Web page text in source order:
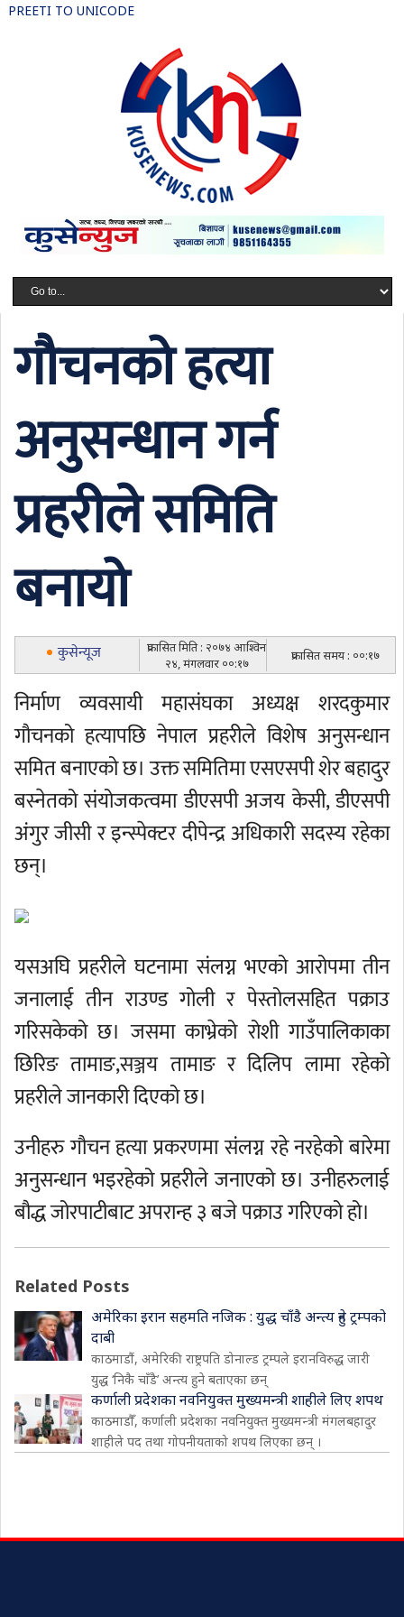
PREETI TO UNICODE
गौचनको हत्या
अनुसन्धान गर्न
प्रहरीले समिति
बनायो
कुसेन्यूज
प्रकासित मिति : २०७४ आश्विन
२४, मंगलवार ००:१७
प्रकासित समय : ००:१७
निर्माण व्यवसायी महासंघका अध्यक्ष शरदकुमार
गौचनको हत्यापछि नेपाल प्रहरीले विशेष अनुसन्धान
समित बनाएको छ। उक्त समितिमा एसएसपी शेर बहादुर
बस्नेतको संयोजकत्वमा डीएसपी अजय केसी, डीएसपी
अंगुर जीसी र इन्स्पेक्टर दीपेन्द्र अधिकारी सदस्य रहेका
छन्।
यसअघि प्रहरीले घटनामा संलग्न भएको आरोपमा तीन
जनालाई तीन राउण्ड गोली र पेस्तोलसहित पक्राउ
गरिसकेको छ। जसमा काभ्रेको रोशी गाउँपालिकाका
छिरिङ तामाङ,सञ्जय तामाङ र दिलिप लामा रहेको
प्रहरीले जानकारी दिएको छ।
उनीहरु गौचन हत्या प्रकरणमा संलग्न रहे नरहेको बारेमा
अनुसन्धान भइरहेको प्रहरीले जनाएको छ। उनीहरुलाई
बौद्ध जोरपाटीबाट अपरान्ह ३ बजे पक्राउ गरिएको हो।
Related Posts
अमेरिका इरान सहमति नजिक : युद्ध चाँडै अन्त्य हुने ट्रम्पको
दाबी
काठमाडौं, अमेरिकी राष्ट्रपति डोनाल्ड ट्रम्पले इरानविरुद्ध जारी
युद्ध ‘निकै चाँडै’ अन्त्य हुने बताएका छन्
कर्णाली प्रदेशका नवनियुक्त मुख्यमन्त्री शाहीले लिए शपथ
काठमाडौँ, कर्णाली प्रदेशका नवनियुक्त मुख्यमन्त्री मंगलबहादुर
शाहीले पद तथा गोपनीयताको शपथ लिएका छन् ।